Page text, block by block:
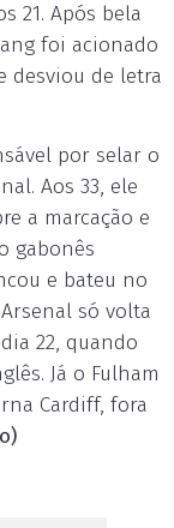
21. Após bela
foi acionado
desviou de letra
por selar o
Aos 33, ele
a marcação e
gabonês
e bateu no
só volta
22, quando
Já o Fulham
Cardiff, fora